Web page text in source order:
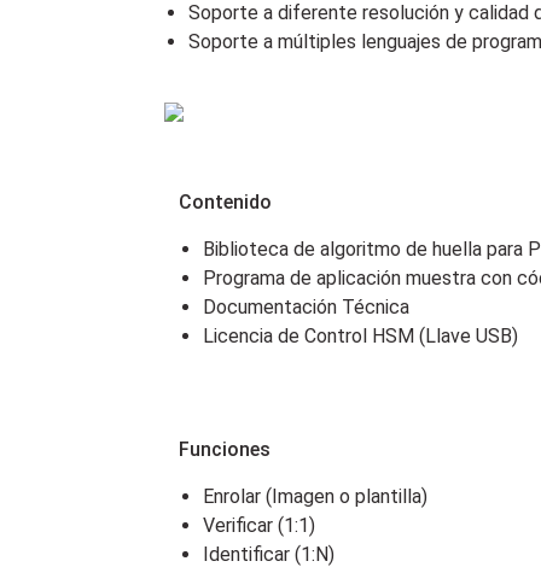
Soporte a diferente resolución y calidad
Soporte a múltiples lenguajes de
Contenido
Biblioteca de algoritmo de huella para
Programa de aplicación muestra con
Documentación Técnica
Licencia de Control HSM (Llave USB)
Funciones
Enrolar (Imagen o plantilla)
Verificar (1:1)
Identificar (1:N)